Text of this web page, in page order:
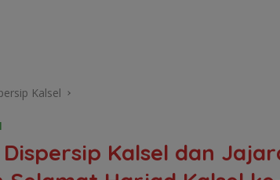
Kalsel
Kalsel dan